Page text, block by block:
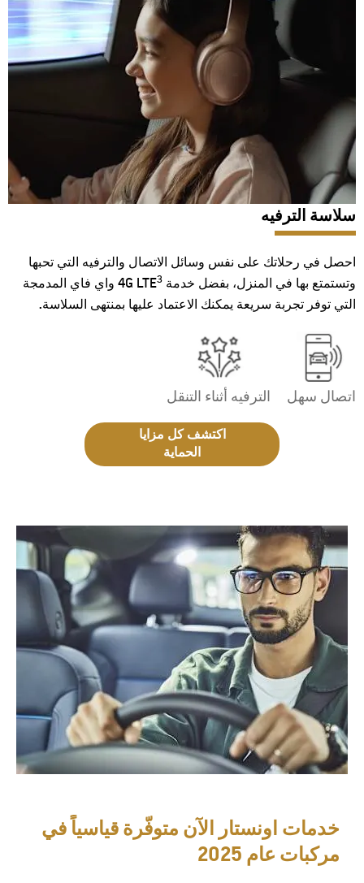
سلاسة الترفيه
احصل في رحلاتك على نفس وسائل الاتصال والترفيه التي تحبها
وتستمتع بها في المنزل، بفضل خدمة 4G LTE 3
واي فاي المدمجة
التي توفر تجربة سريعة يمكنك الاعتماد عليها بمنتهى السلاسة.
اتصال سهل الترفيه أثناء التنقل
اكتشف كل مزايا
الحماية
خدمات اونستار الآن متوفّرة قياسياً في
مركبات عام 2025